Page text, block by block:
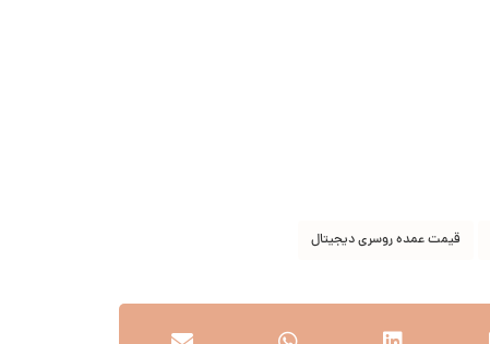
قیمت عمده روسری دیجیتال